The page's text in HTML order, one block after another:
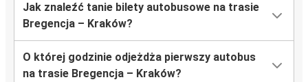
Jak znaleźć tanie bilety autobusowe na trasie
Bregencja – Kraków?
O której godzinie odjeżdża pierwszy autobus
na trasie Bregencja – Kraków?